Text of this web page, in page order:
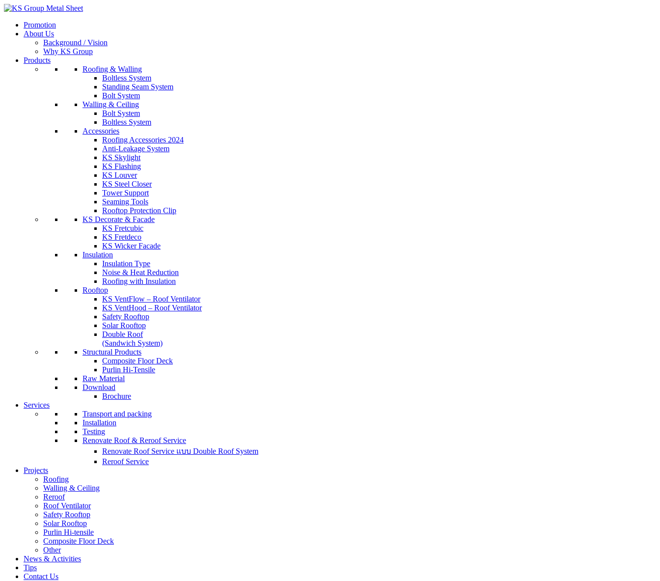
Skip
contentPromotion
About Us
Background / Vision
Why KS Group
Products
Roofing & Walling
Boltless System
Standing Seam System
Bolt System
Walling & Ceiling
Bolt System
Boltless System
Accessories
Roofing Accessories 2024
Anti-Leakage System
KS Skylight
KS Flashing
KS Louver
KS Steel Closer
Tower Support
Seaming Tools
Rooftop Protection Clip
KS Decorate & Facade
KS Fretcubic
KS Fretdeco
KS Wicker Facade
Insulation
Insulation Type
Noise & Heat Reduction
Roofing with Insulation
Rooftop
KS VentFlow – Roof Ventilator
KS VentHood – Roof Ventilator
Safety Rooftop
Solar Rooftop
Double Roof
(Sandwich System)
Structural Products
Composite Floor Deck
Purlin Hi-Tensile
Raw Material
Download
Brochure
Services
Transport and packing
Installation
Testing
Renovate Roof & Reroof Service
Renovate Roof Service แบบ Double Roof System
Reroof Service
Projects
Roofing
Walling & Ceiling
Reroof
Roof Ventilator
Safety Rooftop
Solar Rooftop
Purlin Hi-tensile
Composite Floor Deck
Other
News & Activities
Tips
Contact Us